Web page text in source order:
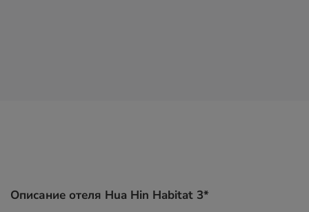
Описание отеля Hua Hin Habitat 3*